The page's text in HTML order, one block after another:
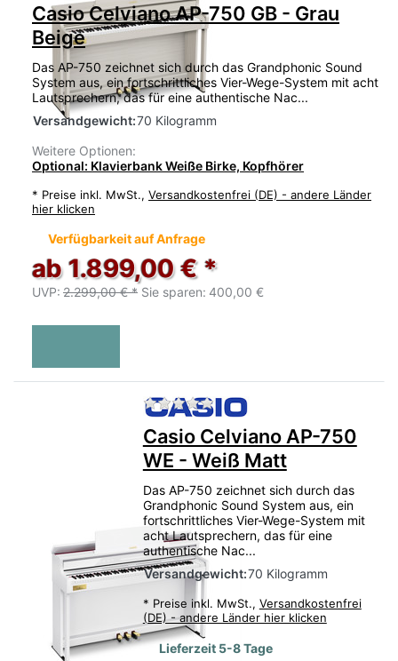
Casio Celviano AP-750 GB - Grau
Beige
Das AP-750 zeichnet sich durch das Grandphonic Sound
System aus, ein fortschrittliches Vier-Wege-System mit acht
Lautsprechern, das für eine authentische Nac...
Versandgewicht:70 Kilogramm
Weitere Optionen:
Optional: Klavierbank Weiße Birke, Kopfhörer
* Preise inkl. MwSt., Versandkostenfrei (DE) - andere Länder
hier klicken
Verfügbarkeit auf Anfrage
ab 1.899,00 € *
UVP: 2.299,00 € * Sie sparen: 400,00 €
Zu diesem Produkt liegen
Casio Celviano AP-750
WE - Weiß Matt
Das AP-750 zeichnet sich durch das
Grandphonic Sound System aus, ein
fortschrittliches Vier-Wege-System mit
acht Lautsprechern, das für eine
authentische Nac...
Versandgewicht:70 Kilogramm
* Preise inkl. MwSt., Versandkostenfrei
(DE) - andere Länder hier klicken
Lieferzeit 5-8 Tage